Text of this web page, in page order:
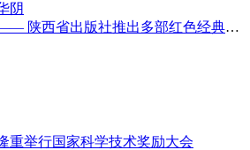
阴
献礼建军90周年—— 陕西省出版社推出多部红色经典图书
重举行国家科学技术奖励大会